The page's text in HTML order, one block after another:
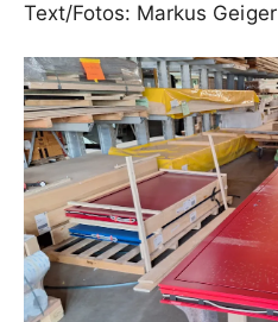
Text/Fotos: Markus Geiger